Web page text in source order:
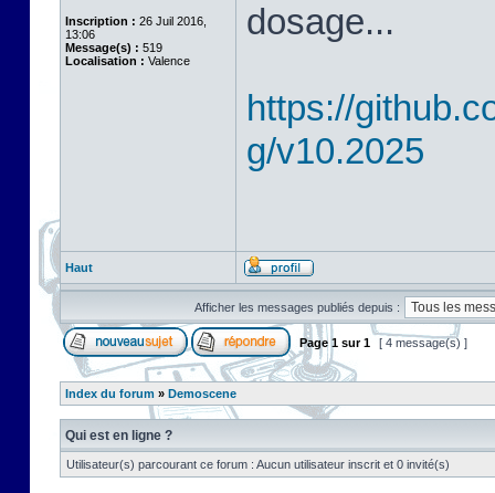
Inscription : 26 Juil 2016,
13:06
Message(s) : 519
Localisation : Valence
dosage...
https://
g/v10.2025
Haut
Afficher les messages publiés depuis :
Page 1 sur1 [ 4 message(s) ]
Index du forum » Demoscene
Qui est en ligne ?
Utilisateur(s) parcourant ce forum : Aucun utilisateur inscrit et 0 invité(s)